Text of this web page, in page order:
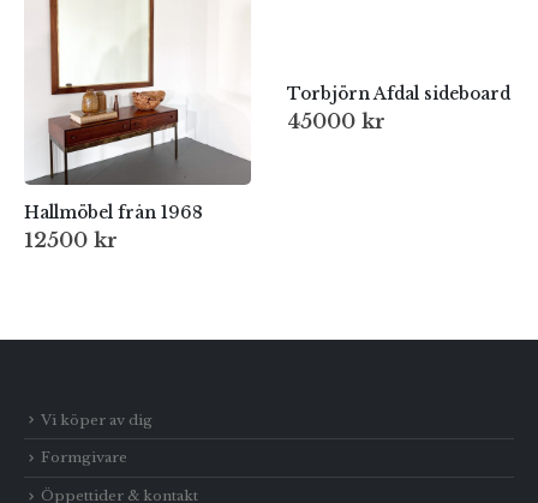
Hallmöbel från 1968
12500 kr
Torbjörn Afdal sideboard
45000 kr
Vi köper av dig
Formgivare
Öppettider & kontakt